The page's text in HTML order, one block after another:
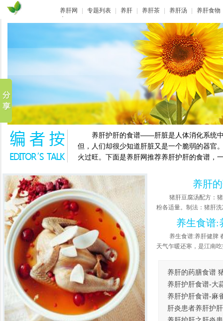
养肝网 专题列表 养肝 养肝茶 养肝汤
养肝食物
养肝护肝的食谱——肝脏是人体消化系统中
但，人们却很少知道肝脏又是一个脆弱的器官
火过旺。下面是养肝网推荐养肝护肝的食谱，
养肝
猪肝豆腐汤配方：
粉各适量。制法：猪肝
养生食谱:
养生食谱:养肝健
天气乍暖还寒，是江南
养肝的药膳食谱
养肝护肝食谱-大
菜
养肝护肝食谱-麻
肝炎患者养肝护